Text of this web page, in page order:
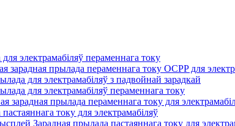
электрамабіляў пераменнага току
зарадная прылада пераменнага току OCPP для
для электрамабіляў з падвойнай зарадкай
для электрамабіляў пераменнага току
зарадная прылада пераменнага току для
току для электрамабіляў
Зарадная прылада пастаяннага току для